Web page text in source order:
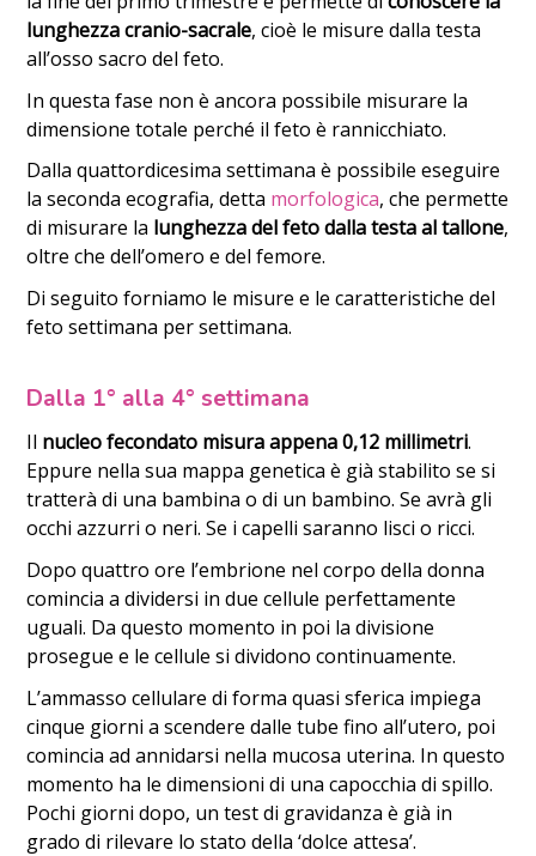
lunghezza cranio-sacrale, cioè le misure dalla testa
all’osso sacro del feto.
In questa fase non è ancora possibile misurare la
dimensione totale perché il feto è rannicchiato.
Dalla quattordicesima settimana è possibile eseguire
la seconda ecografia, detta morfologica, che permette
di misurare la lunghezza del feto dalla testa al tallone,
oltre che dell’omero e del femore.
Di seguito forniamo le misure e le caratteristiche del
feto settimana per settimana.
Dalla 1° alla 4° settimana
Il nucleo fecondato misura appena 0,12 millimetri.
Eppure nella sua mappa genetica è già stabilito se si
tratterà di una bambina o di un bambino. Se avrà gli
occhi azzurri o neri. Se i capelli saranno lisci o ricci.
Dopo quattro ore l’embrione nel corpo della donna
comincia a dividersi in due cellule perfettamente
uguali. Da questo momento in poi la divisione
prosegue e le cellule si dividono continuamente.
L’ammasso cellulare di forma quasi sferica impiega
cinque giorni a scendere dalle tube fino all’utero, poi
comincia ad annidarsi nella mucosa uterina. In questo
momento ha le dimensioni di una capocchia di spillo.
Pochi giorni dopo, un test di gravidanza è già in
grado di rilevare lo stato della ‘dolce attesa’.